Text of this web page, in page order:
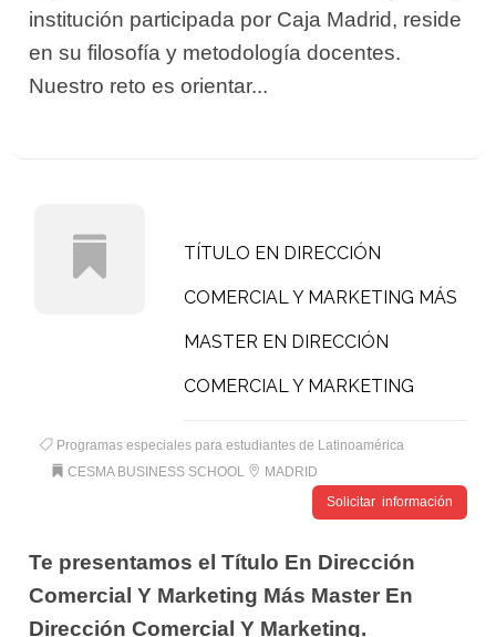
institución participada por Caja Madrid, reside
en su filosofía y metodología docentes.
Nuestro reto es orientar...
TÍTULO EN DIRECCIÓN
COMERCIAL Y MARKETING MÁS
MASTER EN DIRECCIÓN
COMERCIAL Y MARKETING
Programas especiales para estudiantes de Latinoamérica
CESMA BUSINESS SCHOOL
MADRID
Solicitar información
Te presentamos el Título En Dirección
Comercial Y Marketing Más Master En
Dirección Comercial Y Marketing.